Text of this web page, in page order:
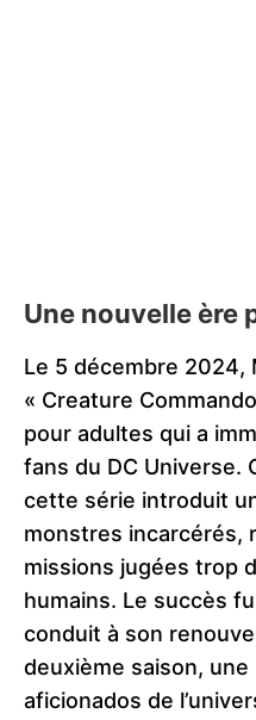
Une nouvelle ère
Le 5 décembre 2024,
« Creature
pour adultes qui a
fans du DC Universe.
cette série introduit
monstres incarcérés,
missions jugées trop
humains. Le succès
conduit à son
deuxième saison,
aficionados de